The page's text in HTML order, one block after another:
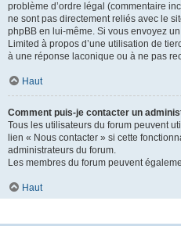
problème d’ordre légal (commentaire
ne sont pas directement reliés avec le
phpBB en lui-même. Si vous envoyez
Limited à propos d’une utilisation de
à une réponse laconique ou à ne pas
Haut
Comment puis-je contacter un
Tous les utilisateurs du forum peuvent
lien « Nous contacter » si cette
administrateurs du forum.
Les membres du forum peuvent
Haut